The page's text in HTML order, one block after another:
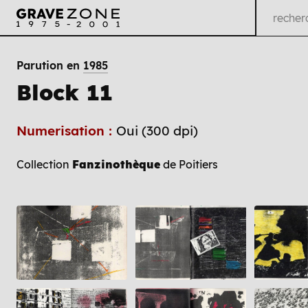
Parution en 1985
Block 11
Numerisation : Oui (300 dpi)
Collection Fanzinothèque de Poitiers